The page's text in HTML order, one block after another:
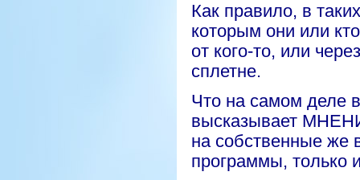
Как правило, в
которым они или
от кого-то, или
сплетне.
Что на самом деле
высказывает
на собственные же
программы, только